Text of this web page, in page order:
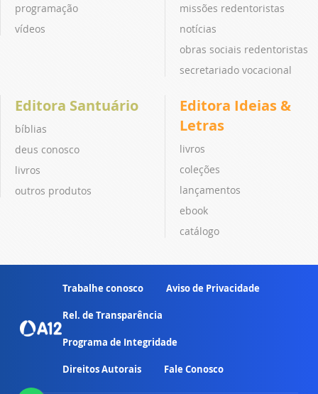
programação
vídeos
missões redentoristas
notícias
obras sociais redentoristas
secretariado vocacional
Editora Santuário
bíblias
deus conosco
livros
outros produtos
Editora Ideias &
Letras
livros
coleções
lançamentos
ebook
catálogo
Trabalhe conosco Aviso de Privacidade
Rel. de Transparência
Programa de Integridade
Direitos Autorais Fale Conosco